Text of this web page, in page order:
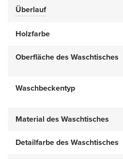
Überlauf
Holzfarbe
Oberfläche des Waschtisches
Waschbeckentyp
Material des Waschtisches
Detailfarbe des Waschtisches